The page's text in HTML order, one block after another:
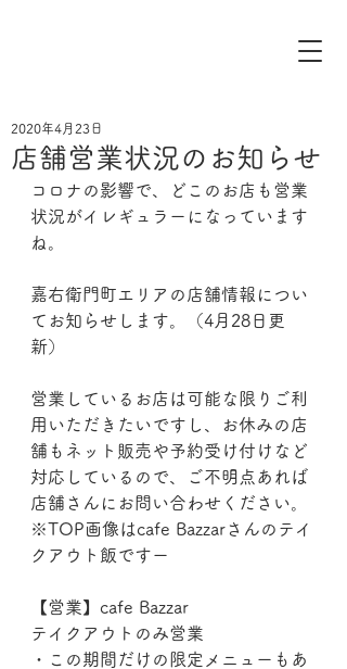
店舗営業状況のお知らせ
2020年4月23日
コロナの影響で、どこのお店も営業
状況がイレギュラーになっています
ね。
嘉右衛門町エリアの店舗情報につい
てお知らせします。（4月28日更
新）
営業しているお店は可能な限りご利
用いただきたいですし、お休みの店
舗もネット販売や予約受け付けなど
対応しているので、ご不明点あれば
店舗さんにお問い合わせください。
※TOP画像はcafe Bazzarさんのテイ
クアウト飯ですー
【営業】cafe Bazzar
テイクアウトのみ営業
・この期間だけの限定メニューもあ